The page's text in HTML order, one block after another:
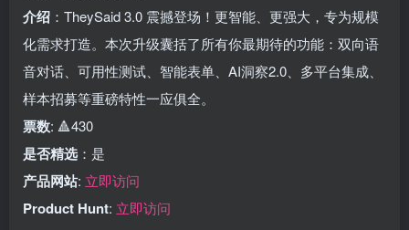
介绍 ：TheySaid 3.0 震撼登场！更智能、更强大，专为规模
化需求打造。本次升级囊括了所有你最期待的功能：双向语
音对话、可用性测试、智能表单、AI洞察2.0、多平台集成、
样本招募等重磅特性一应俱全。
票数: 🔺430
是否精选 ：是
产品网站: 立即访问
Product Hunt: 立即访问